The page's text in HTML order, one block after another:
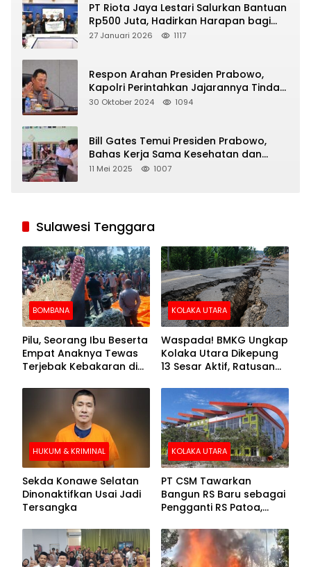
PT Riota Jaya Lestari Salurkan Bantuan
Rp500 Juta, Hadirkan Harapan bagi
Korban Bencana di Sumatera
27 Januari 2026 1117
Respon Arahan Presiden Prabowo,
Kapolri Perintahkan Jajarannya Tindak
Tegas Pelaku Judi Online
30 Oktober 2024 1094
Bill Gates Temui Presiden Prabowo,
Bahas Kerja Sama Kesehatan dan
Program Makan Bergizi Gratis
11 Mei 2025 1007
Sulawesi Tenggara
BOMBANA
Pilu, Seorang Ibu Beserta
Empat Anaknya Tewas
Terjebak Kebakaran di
KOLAKA UTARA
Waspada! BMKG Ungkap
Kolaka Utara Dikepung
13 Sesar Aktif, Ratusan
HUKUM & KRIMINAL
Sekda Konawe Selatan
Dinonaktifkan Usai Jadi
Tersangka
KOLAKA UTARA
PT CSM Tawarkan
Bangun RS Baru sebagai
Pengganti RS Patoa,
Kolut